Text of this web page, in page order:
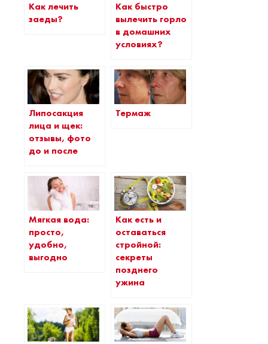
Как лечить
заеды?
Как быстро
вылечить горло
в домашних
условиях?
Липосакция
лица и щек:
отзывы, фото
до и после
Термаж
Мягкая вода:
просто,
удобно,
выгодно
Как есть и
оставаться
стройной:
секреты
позднего
ужина